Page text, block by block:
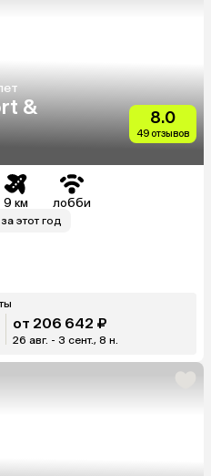
&
8.0
49 отзывов
9 км лобби
этот год
от 206 642 ₽
26 авг. - 3 сент., 8 н.